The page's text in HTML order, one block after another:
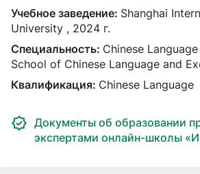
Учебное заведение: Shanghai
University , 2024 г.
Специальность: Chinese
School of Chinese Language and
Квалификация: Chinese Language
Документы об образовании
экспертами онлайн-школы